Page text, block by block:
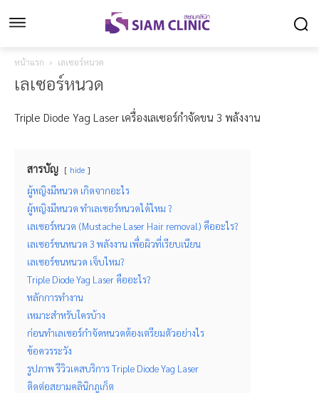
หน้าแรก เลเซอร์หนวด
เลเซอร์หนวด
Triple Diode Yag Laser เครื่องเลเซอร์กำจัดขน 3 พลังงาน
สารบัญ hide
ผู้หญิงมีหนวด เกิดจากอะไร
ผู้หญิงมีหนวด ทำเลเซอร์หนวดได้ไหม ?
เลเซอร์หนวด (Mustache Laser Hair removal) คืออะไร?
เลเซอร์ขนหนวด 3 พลังงาน เพื่อผิวที่เรียบเนียน
เลเซอร์ขนหนวด เจ็บไหม?
Triple Diode Yag Laser คืออะไร?
หลักการทำงาน
เหมาะสำหรับใครบ้าง
ก่อนทำเลเซอร์กำจัดหนวดต้องเตรียมตัวอย่างไร
ข้อควรระวัง
รูปภาพ รีวิวเคสบริการ Triple Diode Yag Laser
ติดต่อสยามคลินิกภูเก็ต